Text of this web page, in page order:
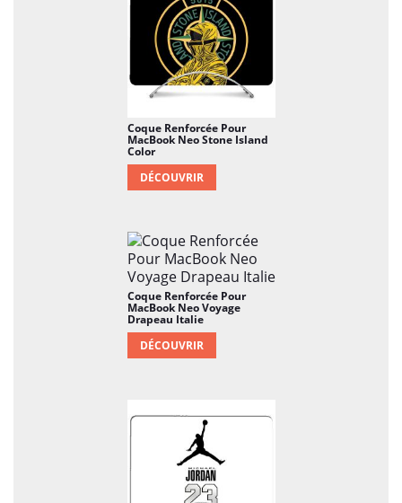
Coque Renforcée Pour
MacBook Neo Stone Island
Color
DÉCOUVRIR
Coque Renforcée Pour
MacBook Neo Voyage
Drapeau Italie
DÉCOUVRIR